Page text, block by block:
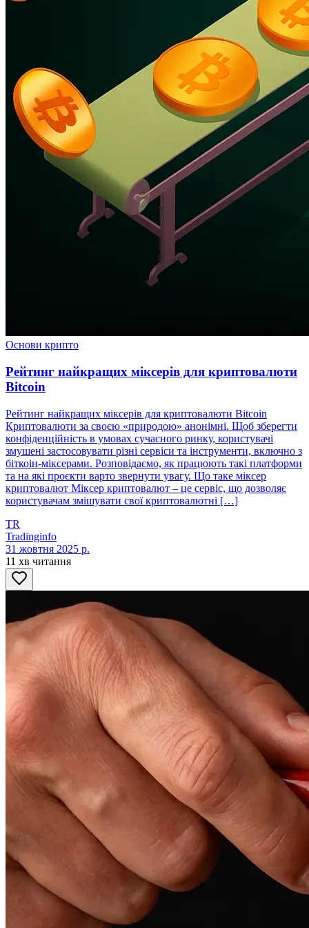
Основи крипто
Рейтинг найкращих міксерів для криптовалюти
Bitcoin
Рейтинг найкращих міксерів для криптовалюти Bitcoin
Криптовалюти за своєю «природою» анонімні. Щоб зберегти
конфіденційність в умовах сучасного ринку, користувачі
змушені застосовувати різні сервіси та інструменти, включно з
біткоін-міксерами. Розповідаємо, як працюють такі платформи
та на які проєкти варто звернути увагу. Що таке міксер
криптовалют Міксер криптовалют – це сервіс, що дозволяє
користувачам змішувати свої криптовалютні […]
TR
Tradinginfo
31 жовтня 2025 р.
11 хв читання